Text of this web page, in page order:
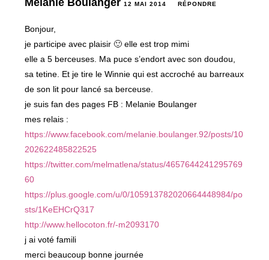
12 MAI 2014 RÉPONDRE
Bonjour,
je participe avec plaisir 🙂 elle est trop mimi
elle a 5 berceuses. Ma puce s’endort avec son doudou,
sa tetine. Et je tire le Winnie qui est accroché au barreaux
de son lit pour lancé sa berceuse.
je suis fan des pages FB : Melanie Boulanger
mes relais :
https://www.facebook.com/melanie.boulanger.92/posts/10
202622485822525
https://twitter.com/melmatlena/status/4657644241295769
60
https://plus.google.com/u/0/105913782020664448984/po
sts/1KeEHCrQ317
http://www.hellocoton.fr/-m2093170
j ai voté famili
merci beaucoup bonne journée